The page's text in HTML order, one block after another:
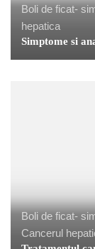
Boli de ficat-
hepatica
Simptome si
Boli de ficat-
Cancerul